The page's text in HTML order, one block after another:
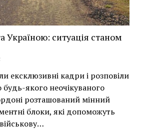
Україною: ситуація станом
ексклюзивні кадри і розповіли
якого неочікуваного
розташований мінний
блоки, які допоможуть